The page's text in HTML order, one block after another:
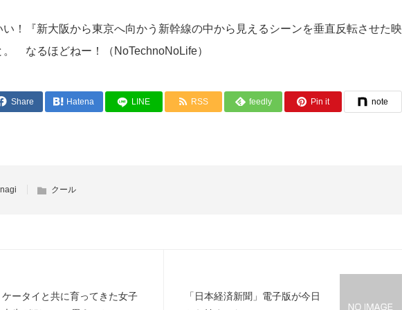
い！『新大阪から東京へ向かう新幹線の中から見えるシーンを垂直反転させた映
。 なるほどねー！（NoTechnoNoLife）
Share Hatena LINE RSS feedly Pin it note
クール
ケータイと共に育ってきた女子
「日本経済新聞」電子版が今日